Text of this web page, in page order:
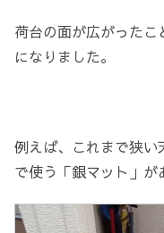
荷台の面が広がったこ
になりました。
例えば、これまで狭
で使う「銀マット」が